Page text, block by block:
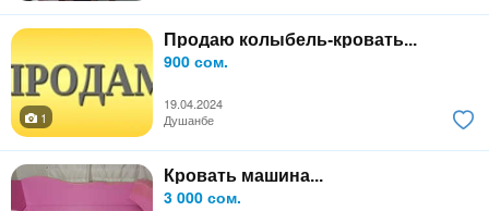
Продаю колыбель-кровать...
900 сом.
19.04.2024
1
Душанбе
Кровать машина...
3 000 сом.